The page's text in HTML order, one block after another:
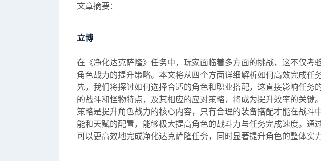
文章摘要：
立博
在《净化达克萨隆》任务中，玩家面临着多方面的挑战，这不仅考
角色战力的提升策略。本文将从四个方面详细解析如何高效完成任
先，我们将探讨如何选择合适的角色和职业搭配，这直接影响任务
的战斗和怪物特点，及其相应的应对策略，将成为提升效率的关键
策略是提升角色战力的核心内容，只有合理的装备搭配才能在战斗
能和天赋的配置，能够极大提高角色的战斗力与任务完成速度。通
可以更高效地完成净化达克萨隆任务，同时显著提升角色的整体实力